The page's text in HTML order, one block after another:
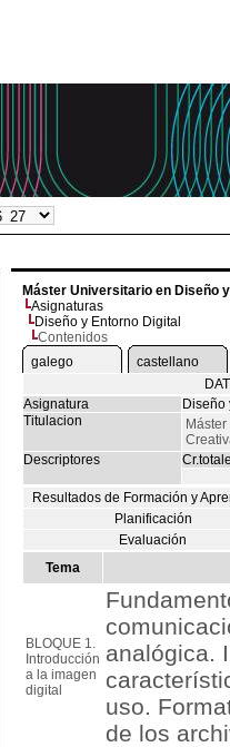
Máster Universitario en Diseño
Asignaturas
Diseño y Entorno Digital
Contenidos
galego
castellano
Asignatura
Diseño
Titulacion
Descriptores
Resultados de Formación y
Planificación
Evaluación
Tema
BLOQUE 1.
Introducción
a la imagen
digital
analógica.
uso.
de los